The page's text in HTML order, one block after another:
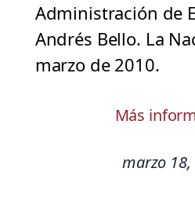
Administración de
Andrés Bello. La
marzo de 2010.
Más
marzo 18,